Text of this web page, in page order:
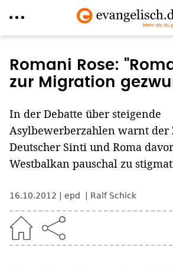
zum
Inhalt
Romani Rose:
zur Migration
In der Debatte über steigende
Asylbewerberzahlen warnt der
Deutscher Sinti und Roma
Westbalkan pauschal zu
16.10.2012 epd Ralf Schick